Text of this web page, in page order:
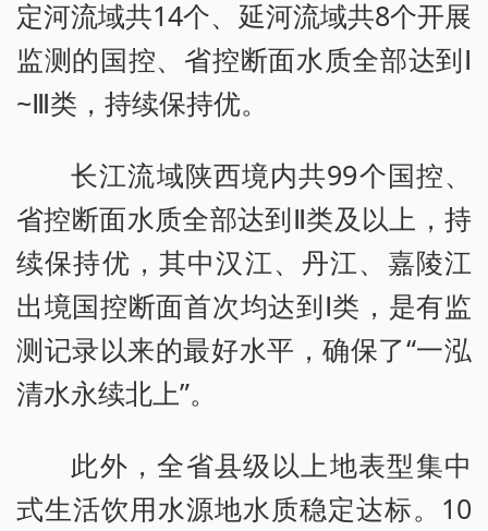
定河流域共14个、延河流域共8个开展
监测的国控、省控断面水质全部达到Ⅰ
~Ⅲ类，持续保持优。
长江流域陕西境内共99个国控、
省控断面水质全部达到Ⅱ类及以上，持
续保持优，其中汉江、丹江、嘉陵江
出境国控断面首次均达到Ⅰ类，是有监
测记录以来的最好水平，确保了“一泓
清水永续北上”。
此外，全省县级以上地表型集中
式生活饮用水源地水质稳定达标。10